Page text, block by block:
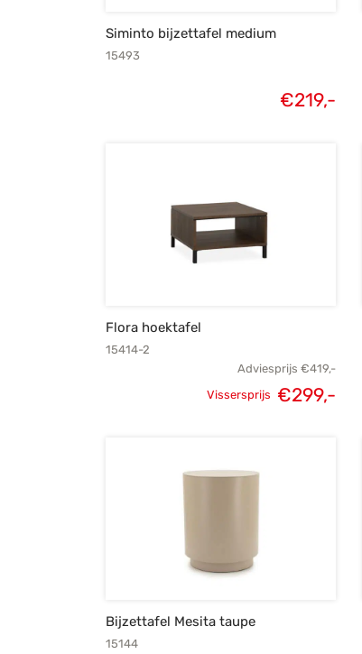
Siminto bijzettafel medium
15493
€219,-
Flora hoektafel
15414-2
Adviesprijs €419,-
Vissersprijs €299,-
Bijzettafel Mesita taupe
15144